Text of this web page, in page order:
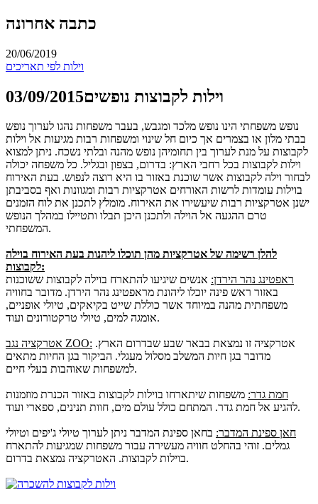
כתבה אחרונה
20/06/2019
וילות לפי תאריכים
וילות לקבוצות נופשים03/09/2015
נופש משפחתי הינו נופש מלכד ומגבש, בעבר משפחות נהגו לערוך נופש
בבתי מלון או בצמרים אך כיום חל שינוי ומשפחות רבות מגיעות אל וילות
לקבוצות על מנת לערוך בין תחומיהן נופש מהנה ובלתי נשכח. ניתן למצוא
וילות לקבוצות בכל רחבי הארץ: בדרום, בצפון ובגליל. כל משפחה יכולה
לבחור וילה לקבוצות אשר שוכנת באזור בו היא רוצה לנפוש. בעת האירוח
בוילות עומדות לרשות האורחים אטרקציות רבות ומגוונות ואף בסביבתן
ישנן אטרקציות רבות שיעשירו את האירוח. מומלץ לתכנן את לוח הזמנים
טרם ההגעה אל הוילה ולתכנן היכן תבלו ותטיילו במהלך הנופש
המשפחתי.
להלן רשימה של אטרקציות מהן תוכלו ליהנות בעת האירוח בוילה
לקבוצות:
ראפטינג נהר הירדן: אנשים שיגיעו להתארח בוילה לקבוצות ששוכנות
באזור ראש פינה יוכלו ליהונת מראפטינג נהר הירדן. מדובר בחוויה
משפחתית מהנה במיוחד אשר כוללת שייט בקיאקים, טיולי אופניים,
אומגה למים, טיולי טרקטורונים ועוד.
אטרקציה נגב ZOO:
מדובר בגן חיות המשלב מסלול מעגלי. הביקור בגן החיות מתאים
למשפחות שאוהבות בעלי חיים.
חמת גדר: משפחות שיתארחו בוילות לקבוצות באזור הכנרת מוזמנות
להגיע אל חמת גדר. המתחם כולל עולם מים, חוות תנינים, ספארי ועוד.
חאן ספינת המדבר: בחאן ספינת המדבר ניתן לערוך טיולי ג'יפים וטיולי
גמלים. זוהי בהחלט חוויה מעשירה עבור משפחות שמגיעות להתארח
בוילות לקבוצות. האטרקציה נמצאת בדרום.